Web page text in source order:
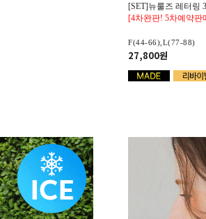
[SET]뉴룰즈 레터링
[4차완판! 5차예약판
F(44-66),L(77-88)
27,800원